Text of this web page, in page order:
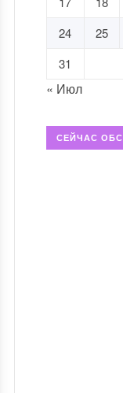
24
25
31
« Июл
СЕЙЧАС